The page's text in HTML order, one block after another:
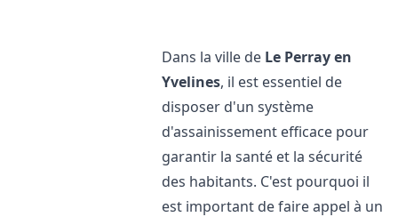
Dans la ville de Le Perray en
Yvelines, il est essentiel de
disposer d'un système
d'assainissement efficace pour
garantir la santé et la sécurité
des habitants. C'est pourquoi il
est important de faire appel à un